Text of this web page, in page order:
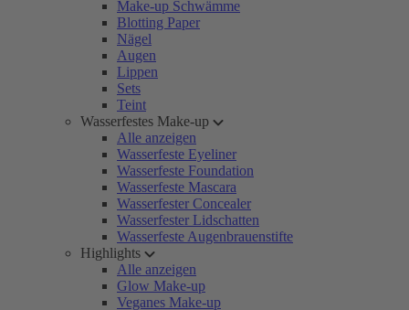
Make-up Schwämme
Blotting Paper
Nägel
Augen
Lippen
Sets
Teint
Wasserfestes Make-up
Alle anzeigen
Wasserfeste Eyeliner
Wasserfeste Foundation
Wasserfeste Mascara
Wasserfester Concealer
Wasserfester Lidschatten
Wasserfeste Augenbrauenstifte
Highlights
Alle anzeigen
Glow Make-up
Veganes Make-up